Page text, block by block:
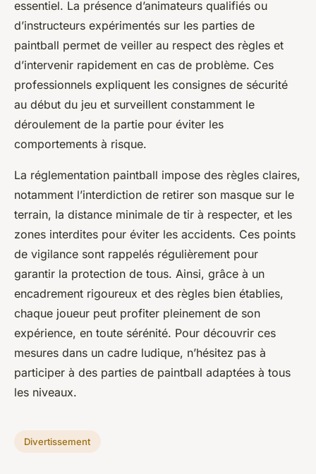
essentiel. La présence d’animateurs qualifiés ou
d’instructeurs expérimentés sur les parties de
paintball permet de veiller au respect des règles et
d’intervenir rapidement en cas de problème. Ces
professionnels expliquent les consignes de sécurité
au début du jeu et surveillent constamment le
déroulement de la partie pour éviter les
comportements à risque.
La réglementation paintball impose des règles claires,
notamment l’interdiction de retirer son masque sur le
terrain, la distance minimale de tir à respecter, et les
zones interdites pour éviter les accidents. Ces points
de vigilance sont rappelés régulièrement pour
garantir la protection de tous. Ainsi, grâce à un
encadrement rigoureux et des règles bien établies,
chaque joueur peut profiter pleinement de son
expérience, en toute sérénité. Pour découvrir ces
mesures dans un cadre ludique, n’hésitez pas à
participer à des parties de paintball adaptées à tous
les niveaux.
Divertissement